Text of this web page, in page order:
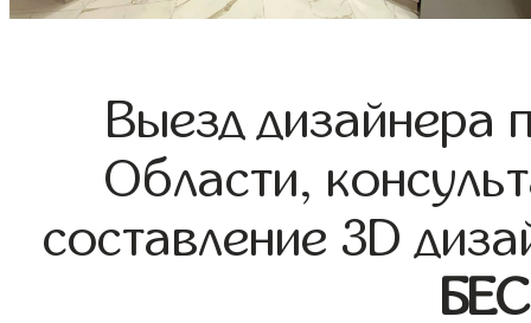
Выезд дизайнера
Области,
составление 3D